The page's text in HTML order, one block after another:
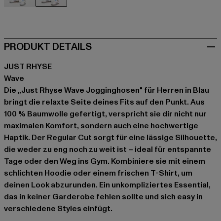
PRODUKT DETAILS
JUST RHYSE
Wave
Die „Just Rhyse Wave Jogginghosen" für Herren in Blau
bringt die relaxte Seite deines Fits auf den Punkt. Aus
100 % Baumwolle gefertigt, verspricht sie dir nicht nur
maximalen Komfort, sondern auch eine hochwertige
Haptik. Der Regular Cut sorgt für eine lässige Silhouette,
die weder zu eng noch zu weit ist – ideal für entspannte
Tage oder den Weg ins Gym. Kombiniere sie mit einem
schlichten Hoodie oder einem frischen T-Shirt, um
deinen Look abzurunden. Ein unkompliziertes Essential,
das in keiner Garderobe fehlen sollte und sich easy in
verschiedene Styles einfügt.